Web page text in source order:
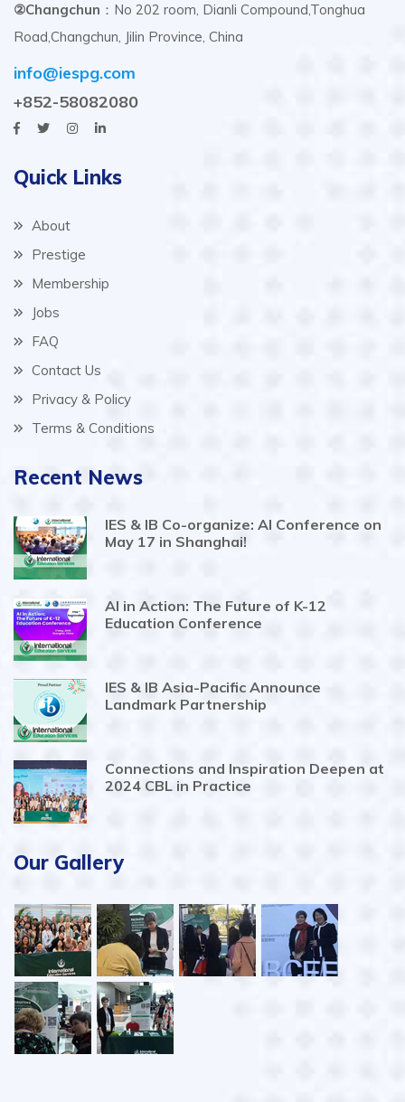
②Changchun ：No 202 room, Dianli Compound,Tonghua
Road,Changchun, Jilin Province, China
info@iespg.com
+852-58082080
Quick Links
About
Prestige
Membership
Jobs
FAQ
Contact Us
Privacy & Policy
Terms & Conditions
Recent News
IES & IB Co-organize: AI Conference on
May 17 in Shanghai!
AI in Action: The Future of K-12
Education Conference
IES & IB Asia-Pacific Announce
Landmark Partnership
Connections and Inspiration Deepen at
2024 CBL in Practice
Our Gallery